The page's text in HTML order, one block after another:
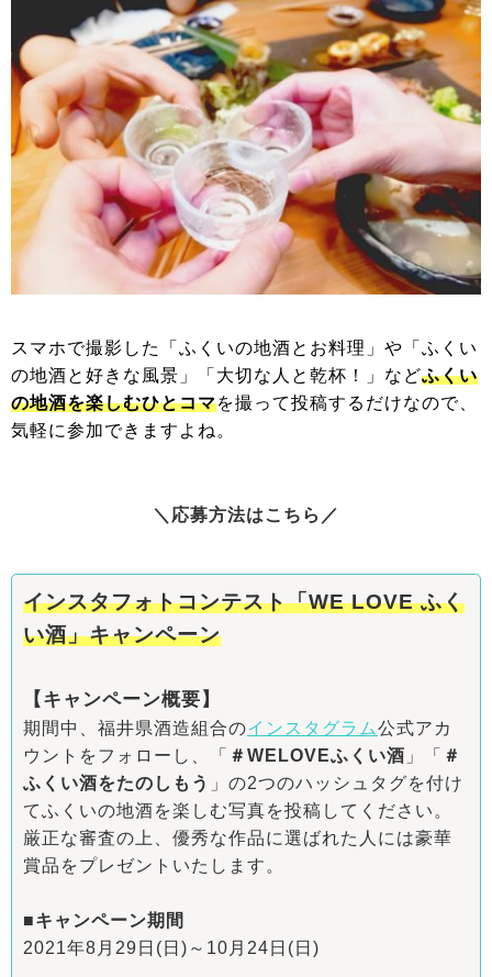
スマホで撮影した「ふくいの地酒とお料理」や「ふくい
の地酒と好きな風景」「大切な人と乾杯！」などふくい
の地酒を楽しむひとコマを撮って投稿するだけなので、
気軽に参加できますよね。
＼応募方法はこちら／
インスタフォトコンテスト「WE LOVE ふく
い酒」キャンペーン
【キャンペーン概要】
期間中、福井県酒造組合のインスタグラム公式アカ
ウントをフォローし、「 ＃WELOVEふくい酒 」「 ＃
ふくい酒をたのしもう 」の2つのハッシュタグを付け
てふくいの地酒を楽しむ写真を投稿してください。
厳正な審査の上、優秀な作品に選ばれた人には豪華
賞品をプレゼントいたします。
■キャンペーン期間
2021年8月29日(日)～10月24日(日)